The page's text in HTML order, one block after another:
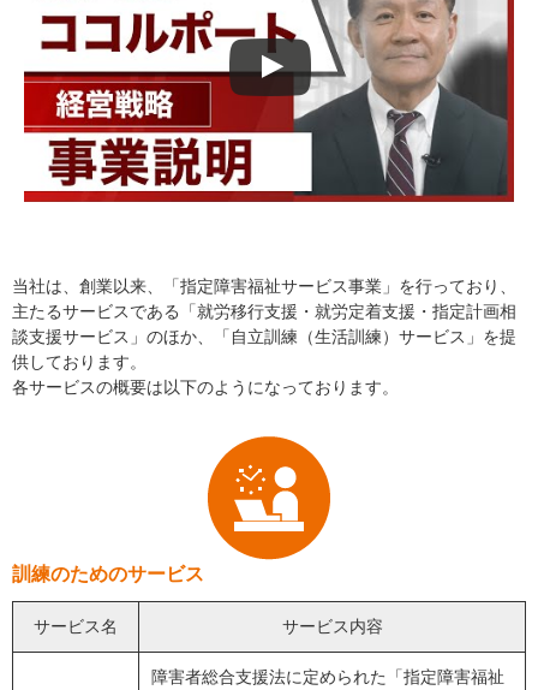
当社は、創業以来、「指定障害福祉サービス事業」を行っており、
主たるサービスである「就労移行支援・就労定着支援・指定計画相
談支援サービス」のほか、「自立訓練（生活訓練）サービス」を提
供しております。
各サービスの概要は以下のようになっております。
訓練のためのサービス
サービス名 サービス内容
障害者総合支援法に定められた「指定障害福祉